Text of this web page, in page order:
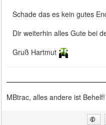
Schade das es kein gutes
Dir weiterhin alles Gute bei
Gruß Hartmut
MBtrac, alles andere ist Behelf!